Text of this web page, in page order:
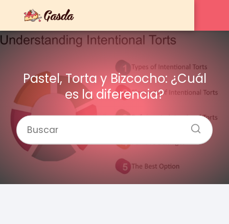
Pastel, Torta y Bizcocho: ¿Cuál
es la diferencia?